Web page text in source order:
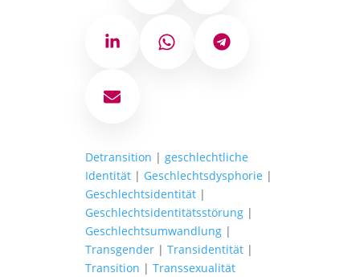
LinkedIn WhatsAppTelegram
E-Mail
Detransition | geschlechtliche
Identität| Geschlechtsdysphorie |
Geschlechtsidentität|
Geschlechtsidentitätsstörung|
Geschlechtsumwandlung|
Transgender| Transidentität|
Transition | Transsexualität